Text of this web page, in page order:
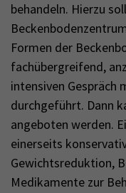
behandeln. Hierzu
Formen der
fachübergreifend,
intensiven Gespräch
durchgeführt. Dann
angeboten werden.
einerseits
Gewichtsreduktion,
Medikamente zur